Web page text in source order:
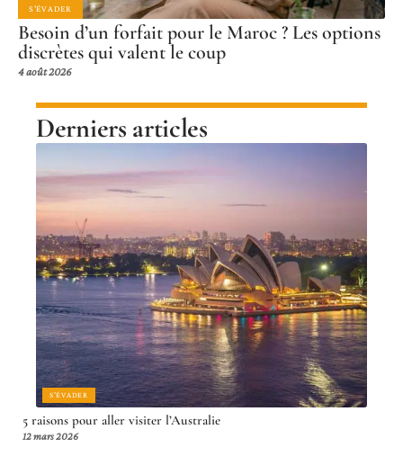
S'ÉVADER
Besoin d’un forfait pour le Maroc ? Les options
discrètes qui valent le coup
4 août 2026
Derniers articles
S'ÉVADER
5 raisons pour aller visiter l’Australie
12 mars 2026